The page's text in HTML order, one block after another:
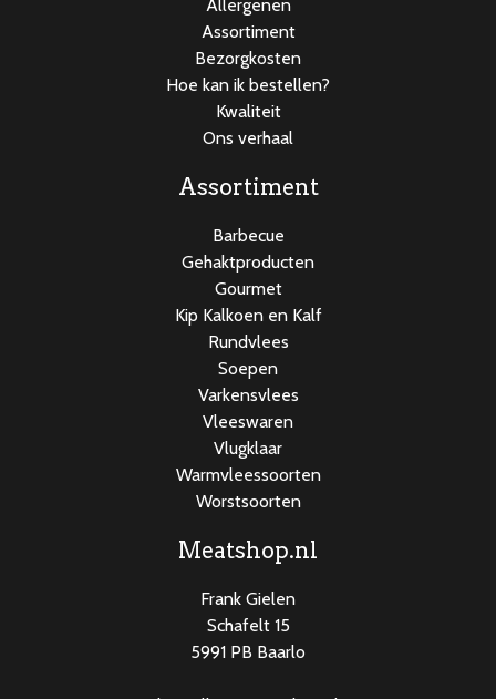
Allergenen
Assortiment
Bezorgkosten
Hoe kan ik bestellen?
Kwaliteit
Ons verhaal
Assortiment
Barbecue
Gehaktproducten
Gourmet
Kip Kalkoen en Kalf
Rundvlees
Soepen
Varkensvlees
Vleeswaren
Vlugklaar
Warmvleessoorten
Worstsoorten
Meatshop.nl
Frank Gielen
Schafelt 15
5991 PB Baarlo